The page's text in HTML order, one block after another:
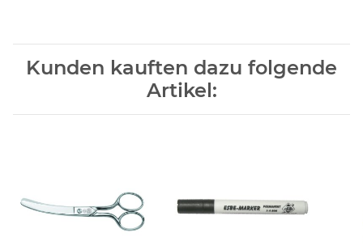
Kunden kauften dazu folgende
Artikel: